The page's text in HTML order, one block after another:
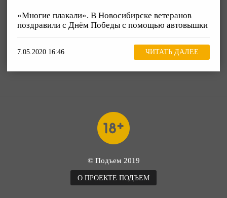
«Многие плакали». В Новосибирске ветеранов
поздравили с Днём Победы с помощью автовышки
7.05.2020 16:46 ЧИТАТЬ ДАЛЕЕ
© Подъем 2019
О ПРОЕКТЕ ПОДЪЕМ